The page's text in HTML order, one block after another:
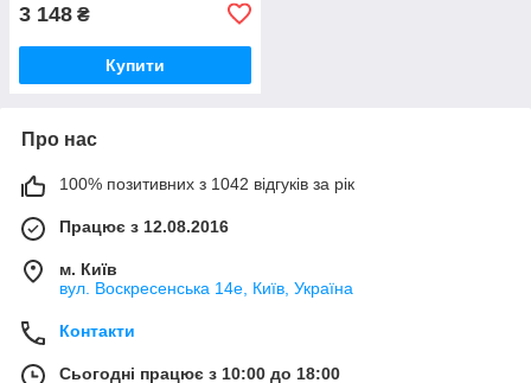
3 148 ₴
Купити
Про нас
100% позитивних з 1042 відгуків за рік
Працює з 12.08.2016
м. Київ
вул. Воскресенська 14е, Київ, Україна
Контакти
Сьогодні працює з 10:00 до 18:00